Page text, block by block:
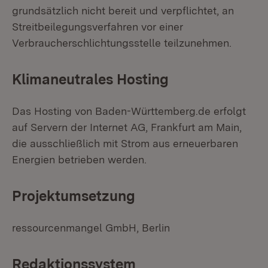
grundsätzlich nicht bereit und verpflichtet, an
Streitbeilegungsverfahren vor einer
Verbraucherschlichtungsstelle teilzunehmen.
Klimaneutrales Hosting
Das Hosting von Baden-Württemberg.de erfolgt
auf Servern der Internet AG, Frankfurt am Main,
die ausschließlich mit Strom aus erneuerbaren
Energien betrieben werden.
Projektumsetzung
ressourcenmangel GmbH, Berlin
Redaktionssystem